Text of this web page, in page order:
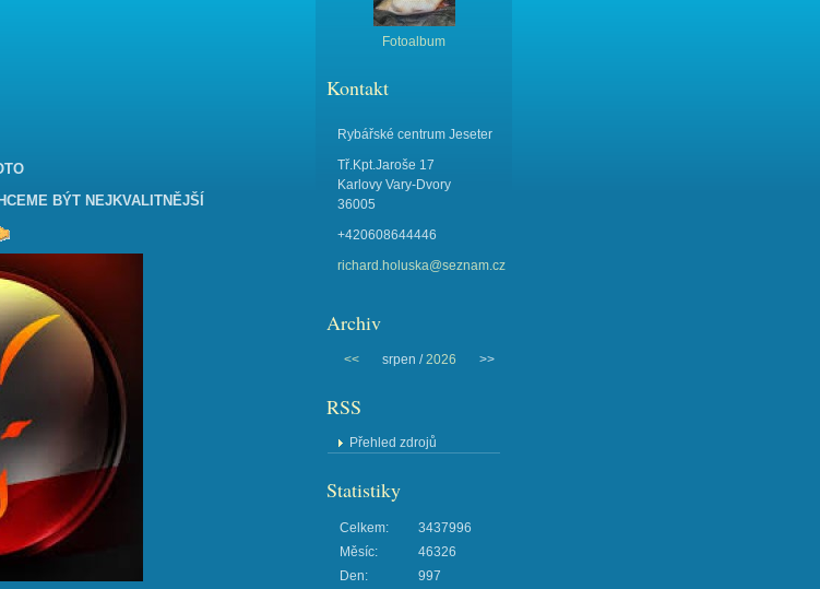
BÝT NEJKVALITNĚJŠÍ
Fotoalbum
Kontakt
Rybářské centrum Jeseter
Tř.Kpt.Jaroše 17
Karlovy Vary-Dvory
36005
+420608644446
richard.holuska@seznam.cz
Archiv
<< srpen /2026 >>
RSS
Přehled zdrojů
Statistiky
Celkem:
3437996
Měsíc:
46326
Den:
997